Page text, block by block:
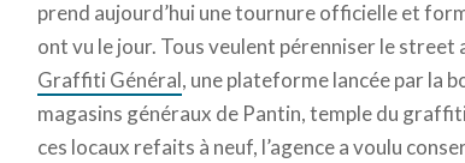
prend aujourd’hui une tournure officielle et
ont vu le jour. Tous veulent pérenniser le
Graffiti Général, une plateforme lancée par la
magasins généraux de Pantin, temple du
ces locaux refaits à neuf, l’agence a voulu